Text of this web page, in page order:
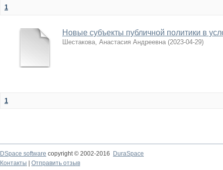
1
Новые субъекты публичной политики в
Шестакова, Анастасия Андреевна (2023-04-29)
1
DSpace software copyright © 2002-2016
DuraSpace
Контакты
Отправить отзыв